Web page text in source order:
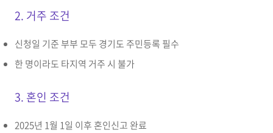
2. 거주 조건
신청일 기준 부부 모두 경기도 주민등록 필수
한 명이라도 타지역 거주 시 불가
3. 혼인 조건
2025년 1월 1일 이후 혼인신고 완료